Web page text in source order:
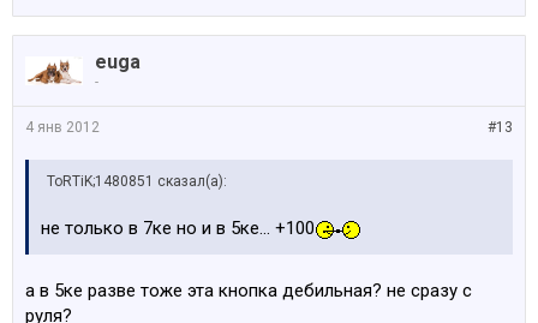
euga
-
#13
4 янв 2012
ToRTiK;1480851 сказал(а):
не только в 7ке но и в 5ке... +100
а в 5ке разве тоже эта кнопка дебильная? не сразу с
руля?